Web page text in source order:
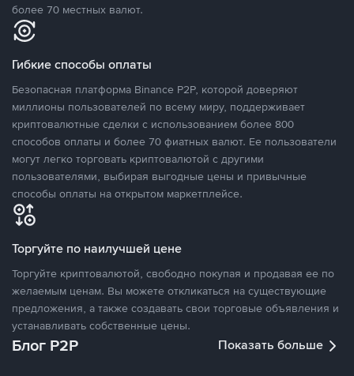
более 70 местных валют.
Гибкие способы оплаты
Безопасная платформа Binance P2P, которой доверяют
миллионы пользователей по всему миру, поддерживает
криптовалютные сделки с использованием более 800
способов оплаты и более 70 фиатных валют. Ее пользователи
могут легко торговать криптовалютой с другими
пользователями, выбирая выгодные цены и привычные
способы оплаты на открытом маркетплейсе.
Торгуйте по наилучшей цене
Торгуйте криптовалютой, свободно покупая и продавая ее по
желаемым ценам. Вы можете откликаться на существующие
предложения, а также создавать свои торговые объявления и
устанавливать собственные цены.
Блог P2P Показать больше